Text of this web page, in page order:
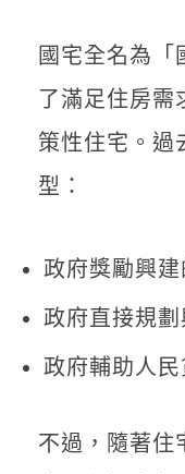
國宅全名為「
了滿足住房需
策性住宅。過
型：
政府獎勵興建
政府直接規
政府輔助人
不過，隨著住